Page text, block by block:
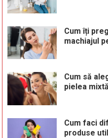
Cum îți
machiajul
Cum să
pielea mixtă
Cum faci
produse